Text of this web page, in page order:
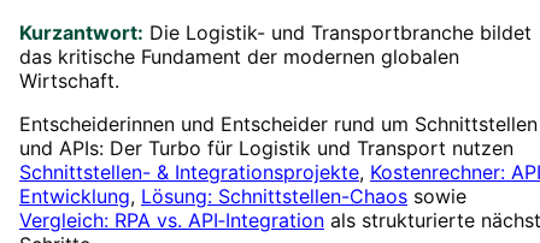
Kurzantwort: Die Logistik- und Transportbranche bildet
das kritische Fundament der modernen globalen
Wirtschaft.
Entscheiderinnen und Entscheider rund um Schnittstellen
und APIs: Der Turbo für Logistik und Transport nutzen
Schnittstellen- & Integrationsprojekte, Kostenrechner:
Entwicklung, Lösung: Schnittstellen-Chaos sowie
Vergleich: RPA vs. API‑Integration als strukturierte